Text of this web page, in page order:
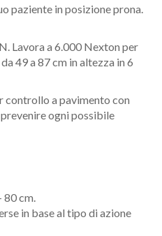
paziente in posizione prona.
Lavora a 6.000 Nexton per
49 a 87 cm in altezza in 6
controllo a pavimento con
ogni possibile
80 cm.
in base al tipo di azione